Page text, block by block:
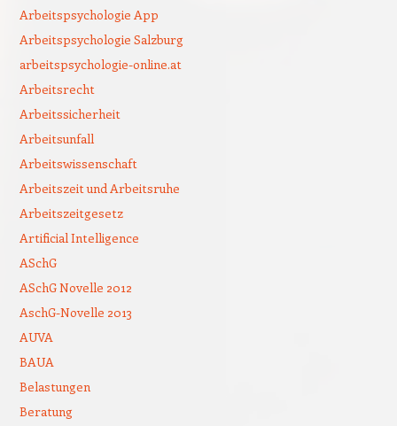
Arbeitspsychologie App
Arbeitspsychologie Salzburg
arbeitspsychologie-online.at
Arbeitsrecht
Arbeitssicherheit
Arbeitsunfall
Arbeitswissenschaft
Arbeitszeit und Arbeitsruhe
Arbeitszeitgesetz
Artificial Intelligence
ASchG
ASchG Novelle 2012
AschG-Novelle 2013
AUVA
BAUA
Belastungen
Beratung